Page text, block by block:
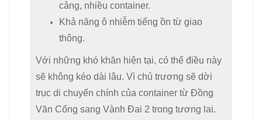
cảng, nhiều container.
Khả năng ô nhiễm tiếng ồn từ giao
thông.
Với những khó khăn hiện tại, có thể điều này
sẽ không kéo dài lâu. Vì chủ trương sẽ dời
trục di chuyển chính của container từ Đồng
Văn Cống sang Vành Đai 2 trong tương lai.